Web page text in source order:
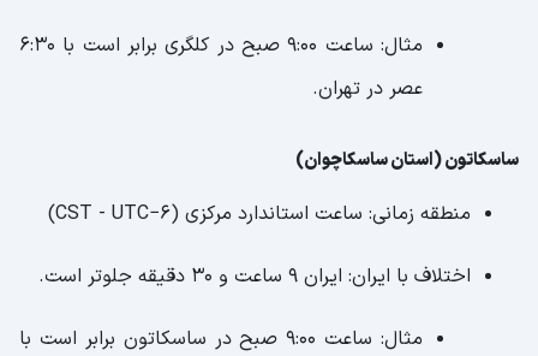
مثال: ساعت ۹:۰۰ صبح در کلگری برابر است با ۶:۳۰
عصر در تهران.
ساسکاتون (استان ساسکاچوان)
منطقه زمانی: ساعت استاندارد مرکزی (CST - UTC−6)
اختلاف با ایران: ایران ۹ ساعت و ۳۰ دقیقه جلوتر است.
مثال: ساعت ۹:۰۰ صبح در ساسکاتون برابر است با